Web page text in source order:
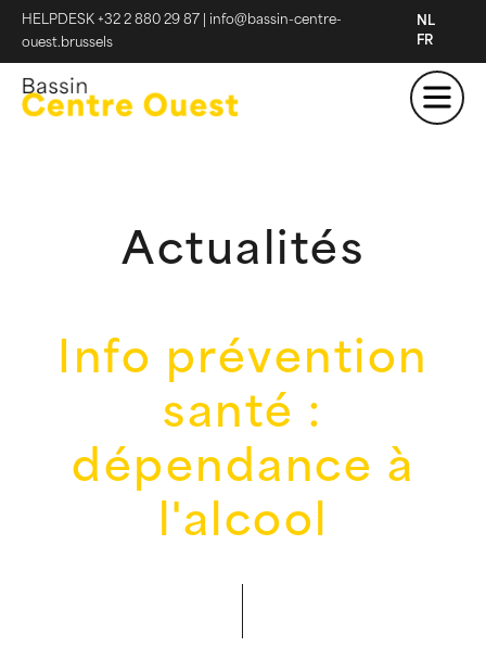
HELPDESK +32 2 880 29 87
info@bassin-centre-
ouest.brussels
NL
FR
Actualités
Info prévention
santé :
dépendance à
l'alcool